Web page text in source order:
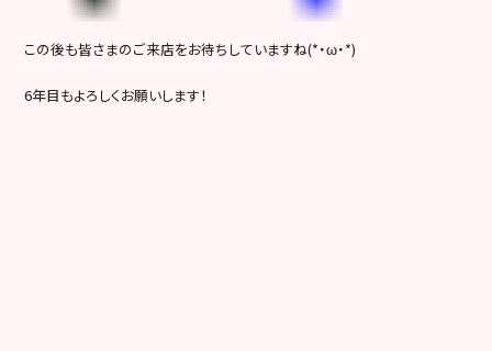
この後も皆さまのご来店をお待ちしていますね(*・ω・*)
6年目もよろしくお願いします！